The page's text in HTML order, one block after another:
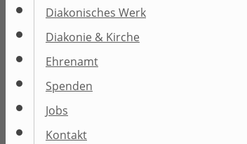
Diakonisches Werk
Diakonie & Kirche
Ehrenamt
Spenden
Jobs
Kontakt